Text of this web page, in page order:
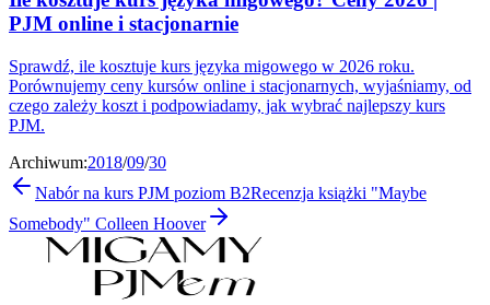
PJM online i stacjonarnie
Sprawdź, ile kosztuje kurs języka migowego w 2026 roku.
Porównujemy ceny kursów online i stacjonarnych, wyjaśniamy, od
czego zależy koszt i podpowiadamy, jak wybrać najlepszy kurs
PJM.
Archiwum:2018/09/30
Nabór na kurs PJM poziom B2Recenzja książki "Maybe
Somebody" Colleen Hoover